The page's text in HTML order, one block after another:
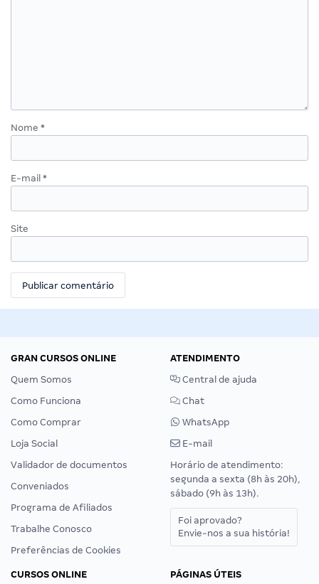
Nome *
E-mail *
Site
GRAN CURSOS ONLINE
Quem Somos
Como Funciona
Como Comprar
Loja Social
Validador de documentos
Conveniados
Programa de Afiliados
Trabalhe Conosco
Preferências de Cookies
ATENDIMENTO
Central de ajuda
Chat
WhatsApp
E-mail
Horário de atendimento:
segunda a sexta (8h às 20h),
sábado (9h às 13h).
Foi aprovado?
Envie-nos a sua história!
CURSOS ONLINE
PÁGINAS ÚTEIS